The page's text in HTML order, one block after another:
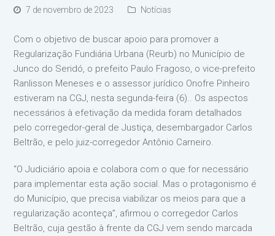
7 de novembro de 2023 Notícias
Com o objetivo de buscar apoio para promover a
Regularização Fundiária Urbana (Reurb) no Município de
Junco do Seridó, o prefeito Paulo Fragoso, o vice-prefeito
Ranlisson Meneses e o assessor jurídico Onofre Pinheiro
estiveram na CGJ, nesta segunda-feira (6).. Os aspectos
necessários à efetivação da medida foram detalhados
pelo corregedor-geral de Justiça, desembargador Carlos
Beltrão, e pelo juiz-corregedor Antônio Carneiro.
“O Judiciário apoia e colabora com o que for necessário
para implementar esta ação social. Mas o protagonismo é
do Município, que precisa viabilizar os meios para que a
regularização aconteça”, afirmou o corregedor Carlos
Beltrão, cuja gestão à frente da CGJ vem sendo marcada